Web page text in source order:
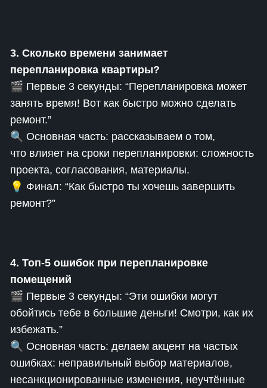
3. Сколько времени занимает
перепланировка квартиры?
🎬 Первые 3 секунды: “Перепланировка может
занять время! Вот как быстро можно сделать
ремонт.”
🔍 Основная часть: рассказываем о том,
что влияет на сроки перепланировки: сложность
проекта, согласования, материалы.
💡 Финал: “Как быстро ты хочешь завершить
ремонт?”
4. Топ-5 ошибок при перепланировке
помещений
🎬 Первые 3 секунды: “Эти ошибки могут
обойтись тебе в большие деньги! Смотри, как их
избежать.”
🔍 Основная часть: делаем акцент на частых
ошибках: неправильный выбор материалов,
несанкционированные изменения, неучтённые